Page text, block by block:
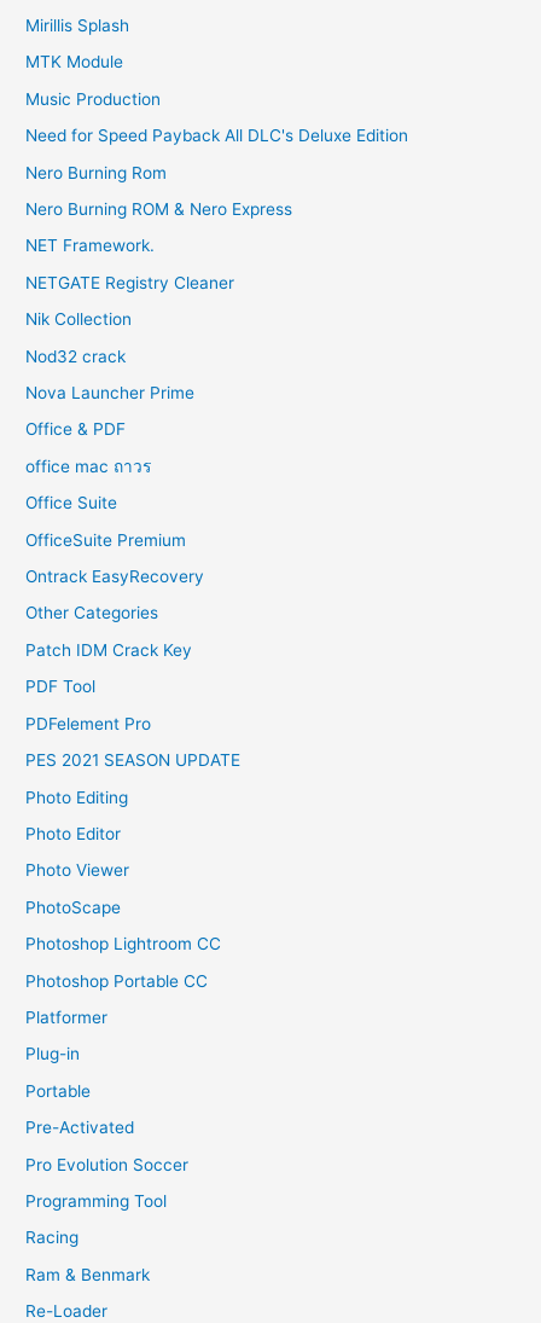
Mirillis Splash
MTK Module
Music Production
Need for Speed Payback All DLC's Deluxe Edition
Nero Burning Rom
Nero Burning ROM & Nero Express
NET Framework.
NETGATE Registry Cleaner
Nik Collection
Nod32 crack
Nova Launcher Prime
Office & PDF
office mac ถาวร
Office Suite
OfficeSuite Premium
Ontrack EasyRecovery
Other Categories
Patch IDM Crack Key
PDF Tool
PDFelement Pro
PES 2021 SEASON UPDATE
Photo Editing
Photo Editor
Photo Viewer
PhotoScape
Photoshop Lightroom CC
Photoshop Portable CC
Platformer
Plug-in
Portable
Pre-Activated
Pro Evolution Soccer
Programming Tool
Racing
Ram & Benmark
Re-Loader